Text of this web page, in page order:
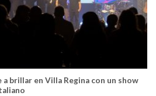
brillar en Villa Regina con un show